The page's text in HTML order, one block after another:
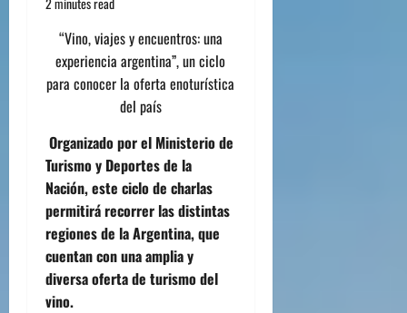
“Vino, viajes y encuentros: una
experiencia argentina”, un ciclo
para conocer la oferta enoturística
del país
Organizado por el Ministerio de
Turismo y Deportes de la
Nación, este ciclo de charlas
permitirá recorrer las distintas
regiones de la Argentina, que
cuentan con una amplia y
diversa oferta de turismo del
vino.